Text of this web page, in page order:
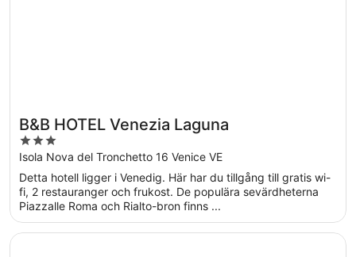
B&B HOTEL Venezia Laguna
3
out
of
5
Isola Nova del Tronchetto 16 Venice VE
Detta hotell ligger i Venedig. Här har du tillgång till gratis wi-
fi, 2 restauranger och frukost. De populära sevärdheterna
Piazzalle Roma och Rialto-bron finns ...
Öppnas i ett nytt fönster
Hotel Montecarlo